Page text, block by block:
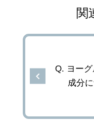
関
ヨー
成分